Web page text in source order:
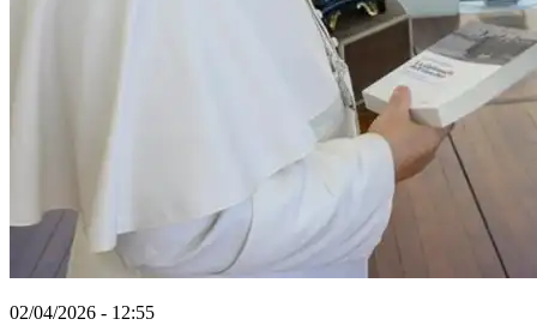
02/04/2026 - 12:55